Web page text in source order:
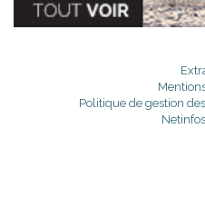
Politique de gestion